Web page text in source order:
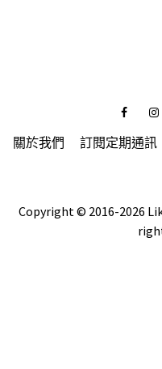
Facebook
關於我們 訂閱定期通訊
Copyright © 2016-2026